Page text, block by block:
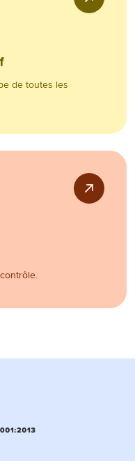
de toutes les